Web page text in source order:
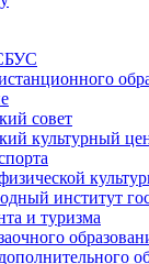
совет
культурный
институт
и туризма